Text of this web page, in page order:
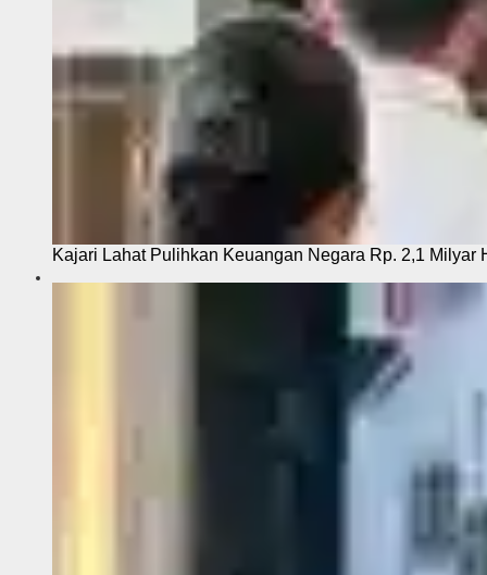
Kajari Lahat Pulihkan Keuangan Negara Rp. 2,1 Milyar